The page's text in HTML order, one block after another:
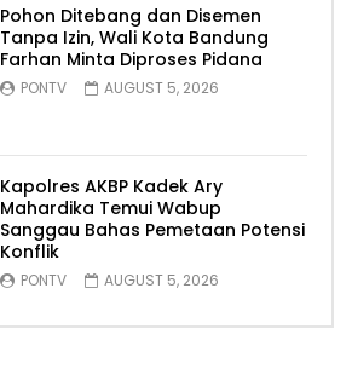
Pohon Ditebang dan Disemen
Tanpa Izin, Wali Kota Bandung
Farhan Minta Diproses Pidana
PONTV AUGUST 5, 2026
Kapolres AKBP Kadek Ary
Mahardika Temui Wabup
Sanggau Bahas Pemetaan Potensi
Konflik
PONTV AUGUST 5, 2026